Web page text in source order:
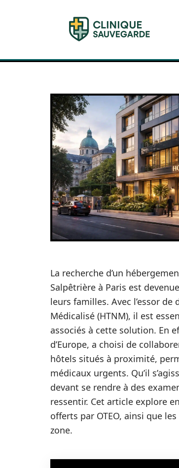
La recherche d’un
Salpêtrière à Paris est
leurs familles. Avec l’essor
Médicalisé (HTNM), il est
associés à cette solution. En
d’Europe, a choisi de
hôtels situés à proximité,
médicaux urgents. Qu’il
devant se rendre à des
ressentir. Cet article explore
offerts par OTEO, ainsi que
zone.